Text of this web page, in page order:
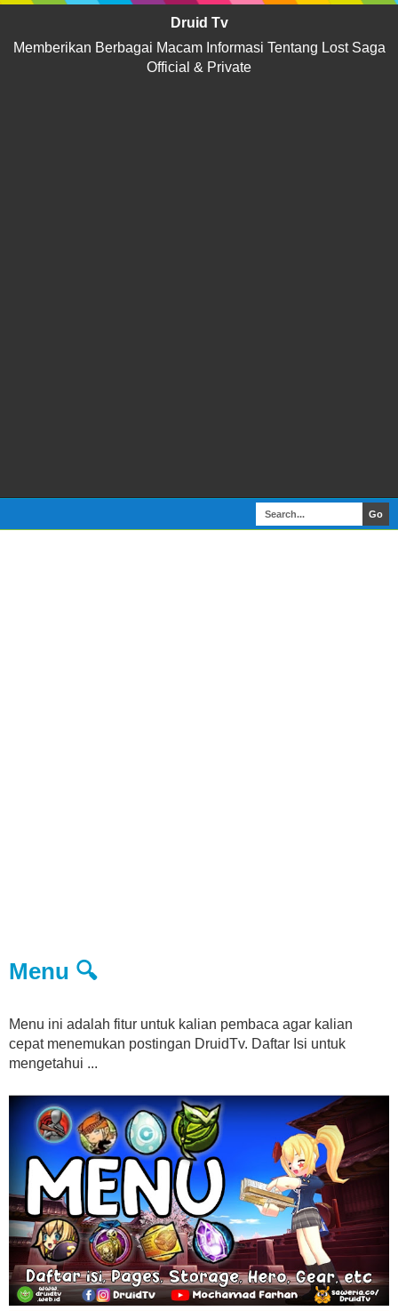
Druid Tv
Memberikan Berbagai Macam Informasi Tentang Lost Saga
Official & Private
Menu 🔍
Menu ini adalah fitur untuk kalian pembaca agar kalian
cepat menemukan postingan DruidTv. Daftar Isi untuk
mengetahui ...